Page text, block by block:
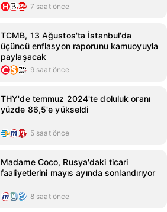
7 saat önce
TCMB, 13 Ağustos'ta İstanbul'da
üçüncü enflasyon raporunu kamuoyuyla
paylaşacak
9 saat önce
THY'de temmuz 2024'te doluluk oranı
yüzde 86,5'e yükseldi
5 saat önce
Madame Coco, Rusya'daki ticari
faaliyetlerini mayıs ayında sonlandırıyor
8 saat önce